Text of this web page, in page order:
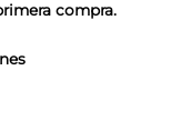
compra.